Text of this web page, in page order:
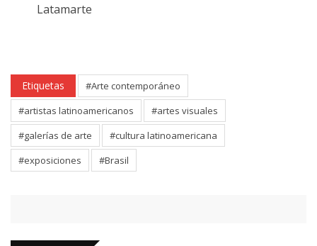
Latamarte
Etiquetas
#Arte contemporáneo
#artistas latinoamericanos
#artes visuales
#galerías de arte
#cultura latinoamericana
#exposiciones
#Brasil